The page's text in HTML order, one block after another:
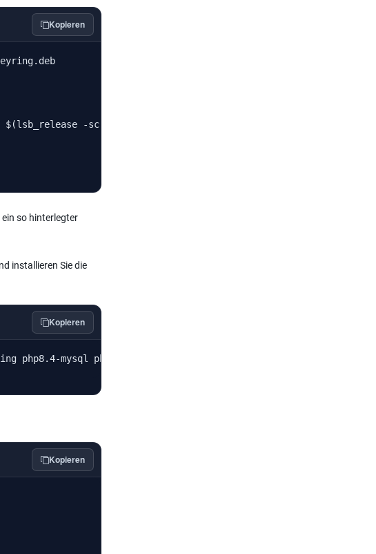
Kopieren
$(lsb_release -sc) main" | tee /etc/apt/sources.list.d/php.list
so hinterlegter
installieren Sie die
Kopieren
mysql php8.4-opcache php8.4-readline php8.4-xml php8.4-
Kopieren